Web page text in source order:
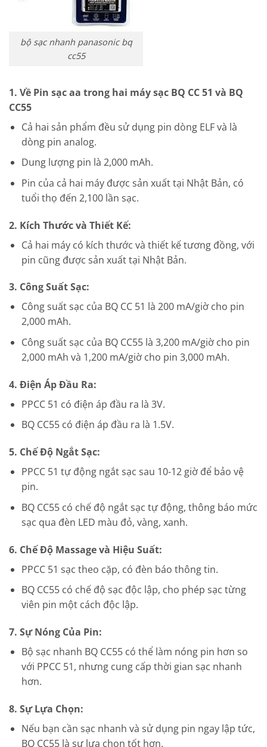
bộ sạc nhanh panasonic bq
cc55
1. Về Pin sạc aa trong hai máy sạc BQ CC 51 và BQ
CC55
Cả hai sản phẩm đều sử dụng pin dòng ELF và là
dòng pin analog.
Dung lượng pin là 2,000 mAh.
Pin của cả hai máy được sản xuất tại Nhật Bản, có
tuổi thọ đến 2,100 lần sạc.
2. Kích Thước và Thiết Kế:
Cả hai máy có kích thước và thiết kế tương đồng, với
pin cũng được sản xuất tại Nhật Bản.
3. Công Suất Sạc:
Công suất sạc của BQ CC 51 là 200 mA/giờ cho pin
2,000 mAh.
Công suất sạc của BQ CC55 là 3,200 mA/giờ cho pin
2,000 mAh và 1,200 mA/giờ cho pin 3,000 mAh.
4. Điện Áp Đầu Ra:
PPCC 51 có điện áp đầu ra là 3V.
BQ CC55 có điện áp đầu ra là 1.5V.
5. Chế Độ Ngắt Sạc:
PPCC 51 tự động ngắt sạc sau 10-12 giờ để bảo vệ
pin.
BQ CC55 có chế độ ngắt sạc tự động, thông báo mức
sạc qua đèn LED màu đỏ, vàng, xanh.
6. Chế Độ Massage và Hiệu Suất:
PPCC 51 sạc theo cặp, có đèn báo thông tin.
BQ CC55 có chế độ sạc độc lập, cho phép sạc từng
viên pin một cách độc lập.
7. Sự Nóng Của Pin:
Bộ sạc nhanh BQ CC55 có thể làm nóng pin hơn so
với PPCC 51, nhưng cung cấp thời gian sạc nhanh
hơn.
8. Sự Lựa Chọn:
Nếu bạn cần sạc nhanh và sử dụng pin ngay lập tức,
BQ CC55 là sự lựa chọn tốt hơn.